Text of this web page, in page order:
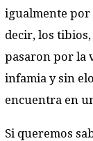
igualmente por
decir, los
pasaron por la
infamia y sin
encuentra en
Si queremos